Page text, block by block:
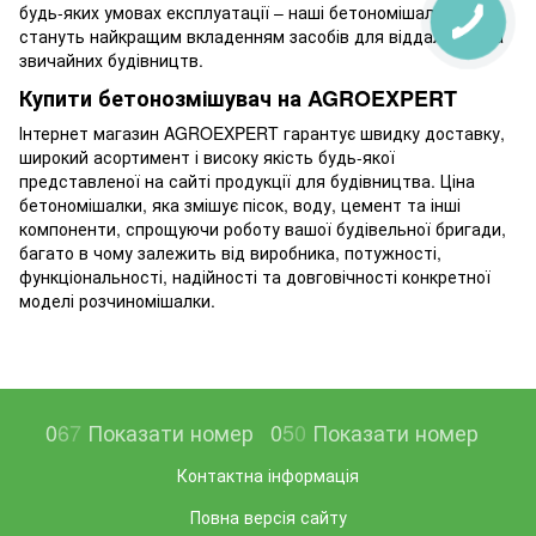
будь-яких умовах експлуатації – наші бетономішалки
стануть найкращим вкладенням засобів для віддалених та
звичайних будівництв.
Купити бетонозмішувач на AGROEXPERT
Інтернет магазин AGROEXPERT гарантує швидку доставку,
широкий асортимент і високу якість будь-якої
представленої на сайті продукції для будівництва. Ціна
бетономішалки, яка змішує пісок, воду, цемент та інші
компоненти, спрощуючи роботу вашої будівельної бригади,
багато в чому залежить від виробника, потужності,
функціональності, надійності та довговічності конкретної
моделі розчиномішалки.
067 Показати номер 050 Показати номер
Контактна інформація
Повна версія сайту